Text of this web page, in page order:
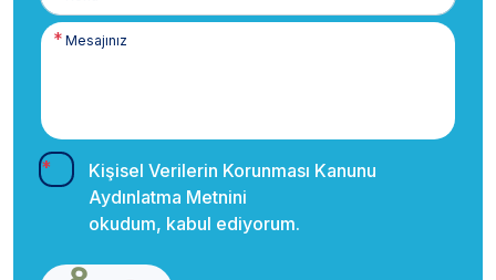
Kişisel Verilerin Korunması Kanunu
Aydınlatma Metnini
okudum, kabul ediyorum.